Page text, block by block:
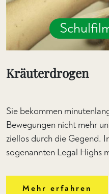
Kräuterdrogen
Sie bekommen
Bewegungen nicht mehr
ziellos durch die Gegend.
sogenannten Legal Highs
Mehr erfahren